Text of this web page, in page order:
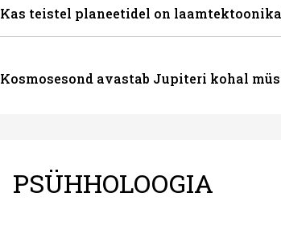
Kas teistel planeetidel on
Kosmosesond avastab Jupiteri kohal
PSÜHHOLOOGIA